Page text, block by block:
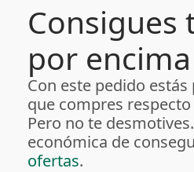
Consigues
por
Con este pedido estás
que compres
Pero no te
económica de
ofertas.